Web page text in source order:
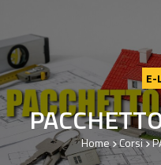
E-
Home Corsi